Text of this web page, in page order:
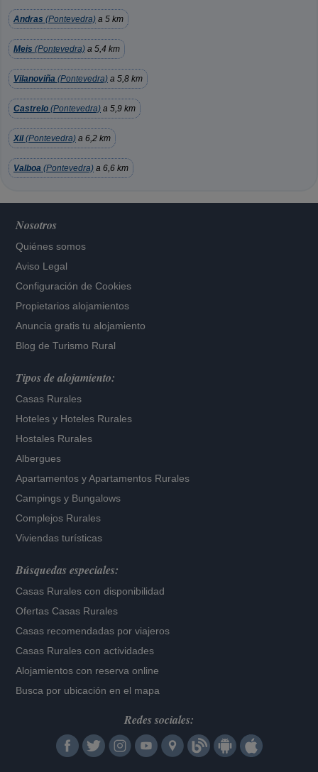
Andras (Pontevedra) a 5 km
Meis (Pontevedra) a 5,4 km
Vilanoviña (Pontevedra) a 5,8 km
Castrelo (Pontevedra) a 5,9 km
Xil(Pontevedra) a 6,2 km
Valboa (Pontevedra) a 6,6 km
Nosotros
Quiénes somos
Aviso Legal
Configuración de Cookies
Propietarios alojamientos
Anuncia gratis tu alojamiento
Blog de Turismo Rural
Tipos de alojamiento:
Casas Rurales
Hoteles y Hoteles Rurales
Hostales Rurales
Albergues
Apartamentos yApartamentos Rurales
Campings y Bungalows
Complejos Rurales
Viviendas turísticas
Búsquedas especiales:
Casas Rurales con disponibilidad
Ofertas Casas Rurales
Casas recomendadas por viajeros
Casas Rurales con actividades
Alojamientos con reserva online
Busca por ubicación en el mapa
Redes sociales: